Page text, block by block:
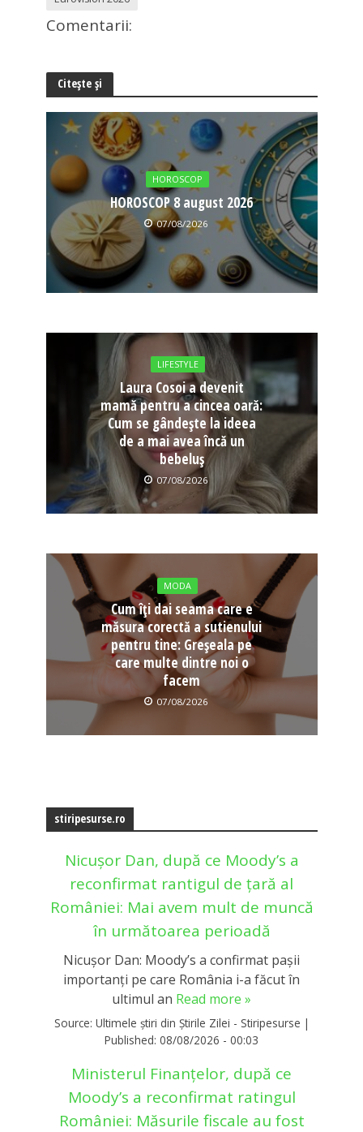
Comentarii:
Citește și
HOROSCOP
HOROSCOP 8 august 2026
07/08/2026
LIFESTYLE
Laura Cosoi a devenit
mamă pentru a cincea oară:
Cum se gândește la ideea
de a mai avea încă un
bebeluș
07/08/2026
MODA
Cum îți dai seama care e
măsura corectă a sutienului
pentru tine: Greșeala pe
care multe dintre noi o
facem
07/08/2026
stiripesurse.ro
Nicușor Dan, după ce Moody’s a
reconfirmat rantigul de țară al
României: Mai avem mult de muncă
în următoarea perioadă
Nicușor Dan: Moody’s a confirmat pașii
importanți pe care România i-a făcut în
ultimul an Read more »
Source: Ultimele știri din Știrile Zilei - Stiripesurse |
Published: 08/08/2026 - 00:03
Ministerul Finanțelor, după ce
Moody’s a reconfirmat ratingul
României: Măsurile fiscale au fost